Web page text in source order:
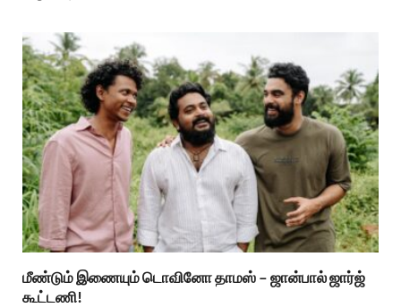
மீண்டும் இணையும் டொவினோ தாமஸ் – ஜான்பால் ஜார்ஜ்
கூட்டணி!